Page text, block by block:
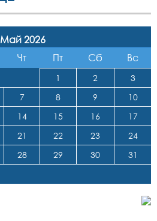
Май 2026
Чт Пт Сб Вс
1 2
3
7 8 9
10
14 15 16
17
21 22 23
24
28 29 30 31